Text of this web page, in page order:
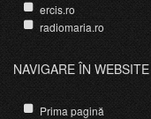
ercis.ro
radiomaria.ro
NAVIGARE ÎN WEBSITE
Prima pagină